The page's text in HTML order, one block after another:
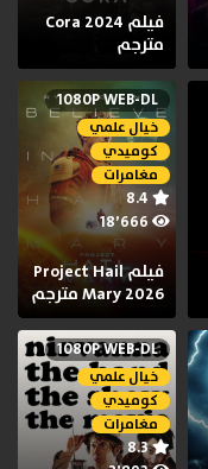
فيلم Cora 2024
مترجم
1080P WEB-DL
خيال علمي
كوميدي
مغامرات
فيلم Project Hail
Mary 2026 مترجم
1080P WEB-DL
خيال علمي
كوميدي
مغامرات
8.3